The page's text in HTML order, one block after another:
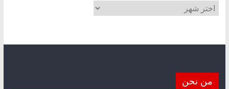
الأرشيف
من نحن